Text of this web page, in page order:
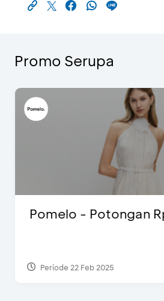
Promo Serupa
Pomelo - Potongan
Periode 22 Feb 2025